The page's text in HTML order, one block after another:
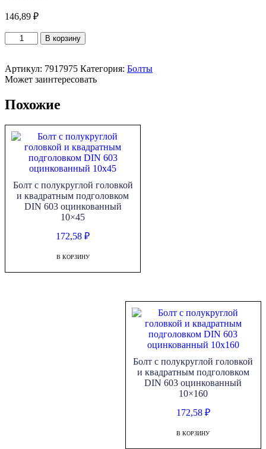
146,89 ₽
Количество
товара
с
полукруглой
и
усом
7801-
81,
В корзину
Артикул: 7917975 Категория: Болты
Может заинтересовать
Похожие
Болт с полукруглой головкой
и квадратным подголовком
DIN 603 оцинкованный
10×45
172,58₽
В КОРЗИНУ
Болт с полукруглой головкой
и квадратным подголовком
DIN 603 оцинкованный
10×160
172,58 ₽
В КОРЗИНУ